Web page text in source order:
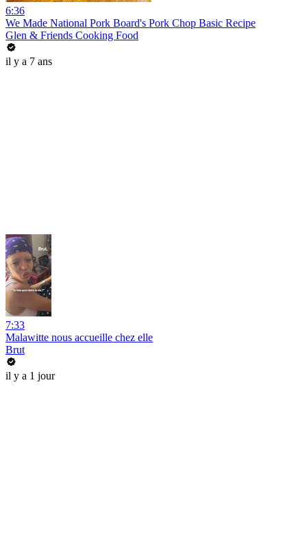
6:36
We Made National Pork Board's Pork Chop Basic Recipe
Glen & Friends Cooking Food
il y a 7 ans
7:33
Malawitte nous accueille chez elle
Brut
il y a 1 jour